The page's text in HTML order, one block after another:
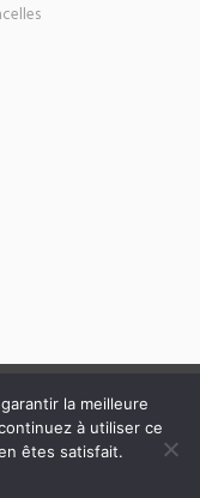
la meilleure
à utiliser ce
êtes satisfait.